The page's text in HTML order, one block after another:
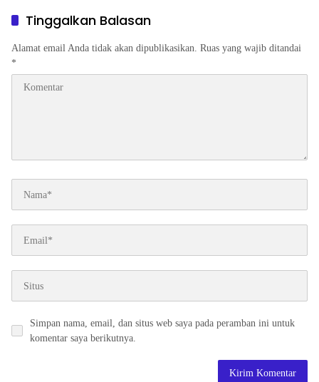
Tinggalkan Balasan
Alamat email Anda tidak akan dipublikasikan. Ruas yang wajib ditandai
*
Simpan nama, email, dan situs web saya pada peramban ini untuk
komentar saya berikutnya.